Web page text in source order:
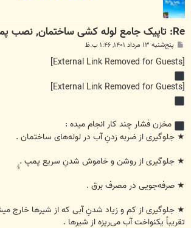
Re: تاپیک جامع لوله کشی ساختمان, نصب پمپ و منبع آب
پ
ت
پنج‌شنبه ۱۳ مرداد ۱۴۰۱, ۱:۴۶ ب.ظ
مخزن فشار چند کار انجام میده :
★ جلوگیری از ضربه زدنِ آب در لوله‌های ساختمان .
★ جلوگیری از روشن و خاموش شدنِ سریع پمپ . ِِِِ
★ صرفه‌جویی در مصرف برق .
★ جلوگیری از کم و زیاد شدنِ آبی که از شیرها خارج
تقریباً یکنواخت آب می‌ریزه از شیرها .